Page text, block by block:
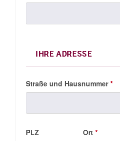
IHRE ADRESSE
Straße und Hausnummer*
PLZ Ort *